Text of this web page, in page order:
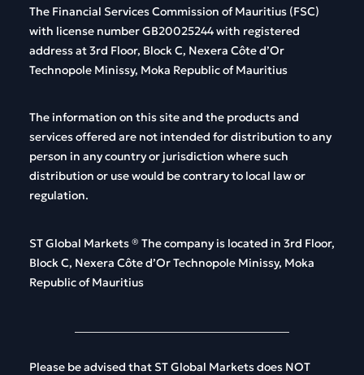
The Financial ServicesCommission of Mauritius (FSC)
with license numberGB20025244with registered
addressat 3rd Floor, Block C, Nexera Côte d’Or
Technopole Minissy, Moka Republic of Mauritius
The information on thissite and the productsand
servicesoffered are not intended fordistribution toany
person in anycountryor jurisdiction wheresuch
distribution or usewould becontraryto local lawor
regulation.
ST Global Markets® Thecompany is located in 3rd Floor,
Block C, Nexera Côte d’Or Technopole Minissy, Moka
Republic of Mauritius
Please be advised that ST Global Markets does NOT